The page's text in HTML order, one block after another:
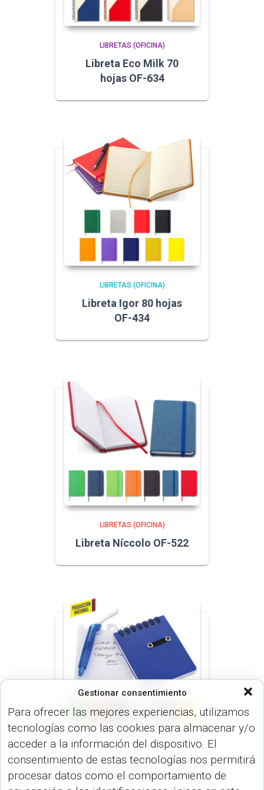
Gestionar consentimiento
Para ofrecer las mejores experiencias, utilizamos
tecnologías como las cookies para almacenar y/o
acceder a la información del dispositivo. El
consentimiento de estas tecnologías nos permitirá
procesar datos como el comportamiento de
LIBRETAS (OFICINA)
Libreta Eco Milk 70
hojas OF-634
LIBRETAS (OFICINA)
Libreta Igor 80 hojas
OF-434
LIBRETAS (OFICINA)
Libreta Níccolo OF-522
LIBRETAS (OFICINA)
Mini Libreta Duo OF-406